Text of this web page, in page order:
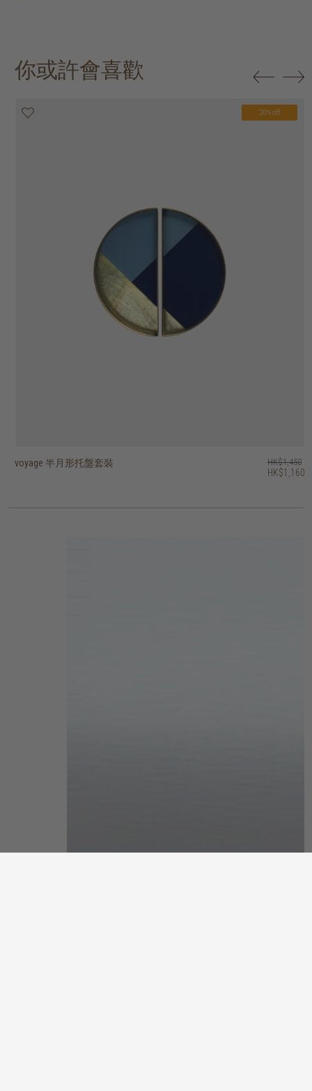
你或許會喜歡
20% off
voyage 半月形托盤套裝 HK$1,450
HK$1,160
20% off
voyage beads 托盤 - 圓形 HK$1,250
HK$1,000
20% off
voyage second nature valet 托盤 - 長形 HK$1,450
HK$1,160
20% off
voyage second nature valet 托盤 - 長形 HK$950
HK$760
20% off
voyage second nature 托盤 - 正方形 HK$1,250
HK$1,000
20% off
voyage second nature 托盤 - 圓形 HK$1,950
HK$1,560
20% off
voyage 鏡面托盤 - 正方形 HK$1,150
HK$920
20% off
voyage 半透明剪影玻璃托盤 - 圓形 HK$1,250
HK$1,000
20% off
voyage 玻璃托盤 - 橢圓形 HK$1,250
HK$1,000
20% off
voyage 玻璃托盤 - 圓形 HK$1,750
HK$1,400